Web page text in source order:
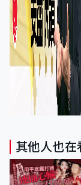
其他人也在